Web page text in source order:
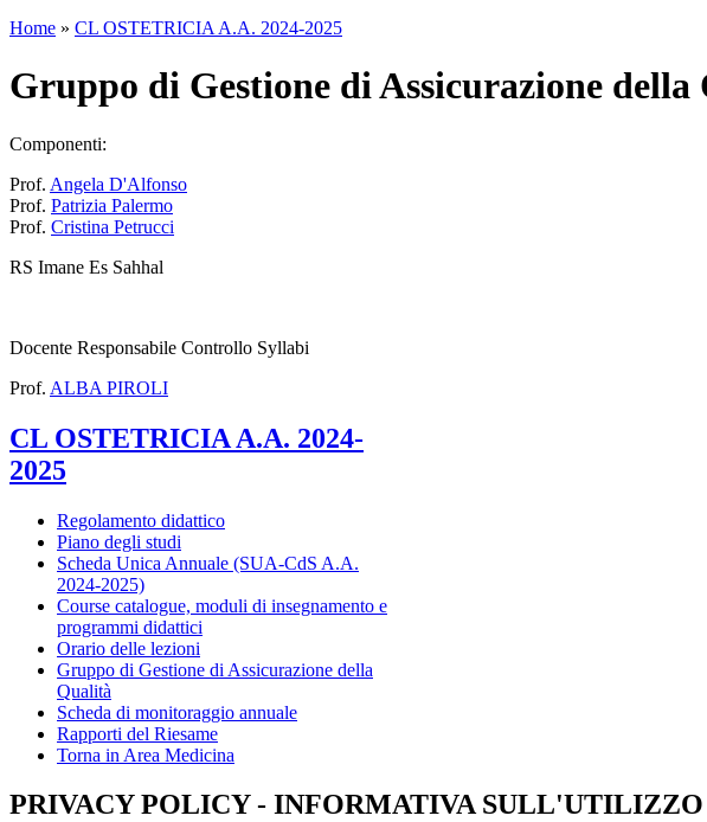
Home » CL OSTETRICIA A.A. 2024-2025
Gruppo di Gestione di Assicurazione della
Componenti:
Prof. Angela D'Alfonso
Prof. Patrizia Palermo
Prof. Cristina Petrucci
RS Imane Es Sahhal
Docente Responsabile Controllo Syllabi
Prof. ALBA PIROLI
CL OSTETRICIA A.A. 2024-
2025
Regolamento didattico
Piano degli studi
Scheda Unica Annuale (SUA-CdS A.A.
2024-2025)
Course catalogue, moduli di insegnamento e
programmi didattici
Orario delle lezioni
Gruppo di Gestione di Assicurazione della
Qualità
Scheda di monitoraggio annuale
Rapporti del Riesame
Torna in Area Medicina
PRIVACY POLICY - INFORMATIVA